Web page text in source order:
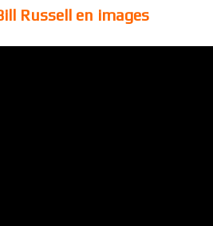
Russell en images